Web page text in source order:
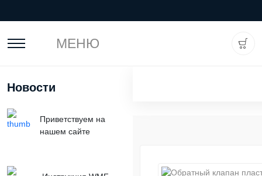
МЕНЮ
Новости
Приветствуем на
нашем сайте